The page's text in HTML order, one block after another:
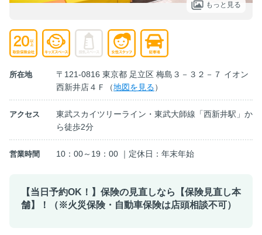
もっと見る
所在地
〒121-0816 東京都 足立区 梅島３－３２－７ イオン
西新井店４Ｆ（地図を見る）
アクセス
東武スカイツリーライン・東武大師線「西新井駅」か
ら徒歩2分
営業時間 10：00～19：00 ｜定休日：年末年始
【当日予約OK！】保険の見直しなら【保険見直し本
舗】！（※火災保険・自動車保険は店頭相談不可）